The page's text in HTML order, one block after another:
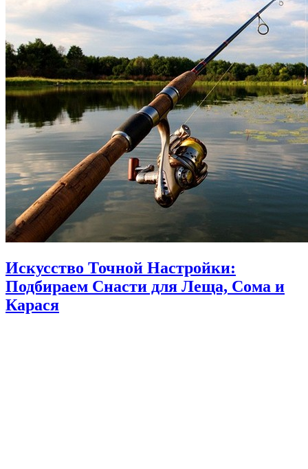
Искусство Точной Настройки:
Подбираем Снасти для Леща, Сома и
Карася